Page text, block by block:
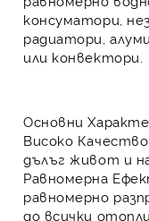
консуматори,
радиатори ,
или конвектори
Основни
Високо Качество:
дълъг живот и
Равномерна
равномерно
до всички